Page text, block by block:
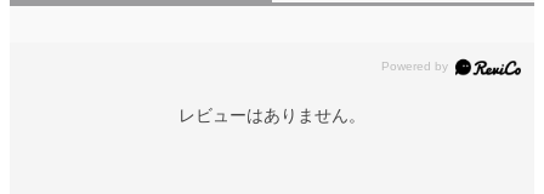
レビューはありません。